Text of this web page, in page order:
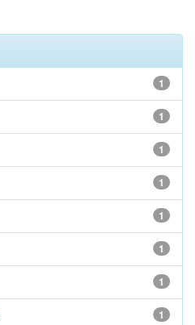
1
1
1
1
1
1
1
1